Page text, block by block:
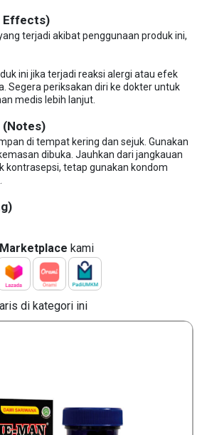
Effects)
terjadi akibat penggunaan produk ini,
ini jika terjadi reaksi alergi atau efek
Segera periksakan diri ke dokter untuk
medis lebih lanjut.
(Notes)
di tempat kering dan sejuk. Gunakan
dibuka. Jauhkan dari jangkauan
kontrasepsi, tetap gunakan kondom
Marketplace kami
di kategori ini